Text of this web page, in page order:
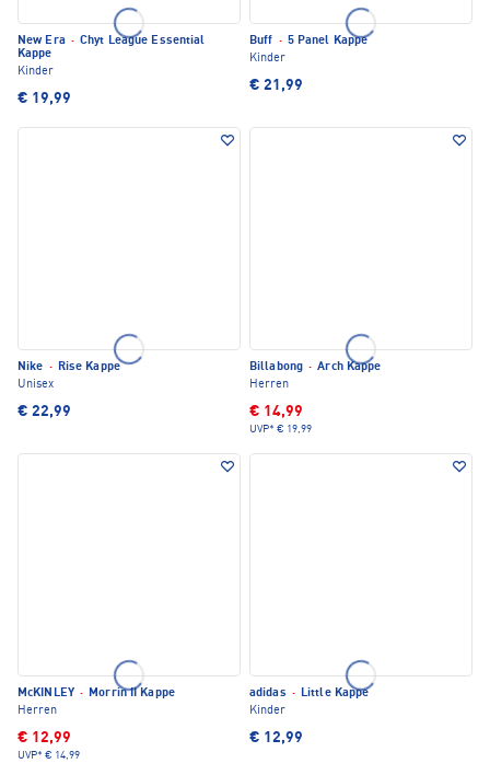
New Era · Chyt League Essential
Kappe
Kinder
€ 19,99
Buff · 5 Panel Kappe
Kinder
€ 21,99
Nike · Rise Kappe
Unisex
€ 22,99
Billabong · Arch Kappe
Herren
€ 14,99
UVP* € 19,99
McKINLEY · Morrin II Kappe
Herren
€ 12,99
UVP* € 14,99
adidas · Little Kappe
Kinder
€ 12,99